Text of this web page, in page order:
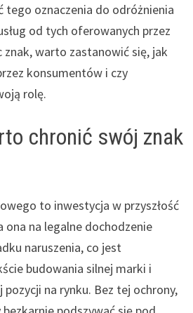
tego oznaczenia do odróżnienia
od tych oferowanych przez
znak, warto zastanowić się, jak
konsumentów i czy
rolę.
chronić swój znak
to inwestycja w przyszłość
na legalne dochodzenie
naruszenia, co jest
budowania silnej marki i
pozycji na rynku. Bez tej ochrony,